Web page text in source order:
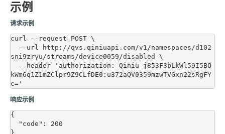
示例
请求示例
curl --request POST \
sni9zryu/streams/device0059/disabled \
kWm6q1Z1mZClpr9Z9CLfDE0:u372aQV0359mzwTVGxn22sRgFY
响应示例
{